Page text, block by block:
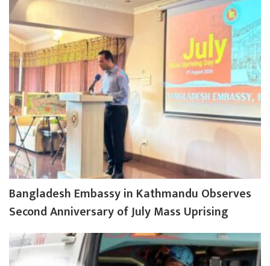
Bangladesh Embassy in Kathmandu Observes
Second Anniversary of July Mass Uprising